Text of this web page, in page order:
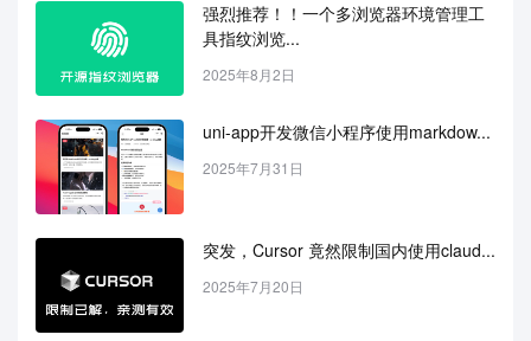
强烈推荐！！一个多浏览器环境管理工
具指纹浏览...
2025年8月2日
uni-app开发微信小程序使用markdow...
2025年7月31日
突发，Cursor 竟然限制国内使用claud...
2025年7月20日